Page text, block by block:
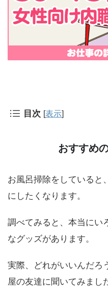
目次 [表示]
おすすめ
お風呂掃除をしていると
にしたくなります。
調べてみると、本当にい
なグッズがあります。
実際、どれがいいんだろ
屋の友達に聞いてみまし